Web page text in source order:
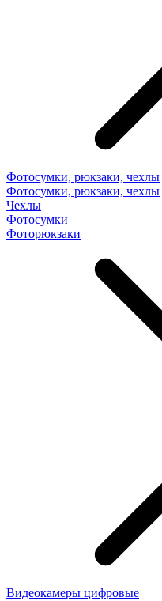
Фотосумки, рюкзаки, чехлы
Фотосумки, рюкзаки, чехлы
Чехлы
Фотосумки
Фоторюкзаки
Видеокамеры цифровые